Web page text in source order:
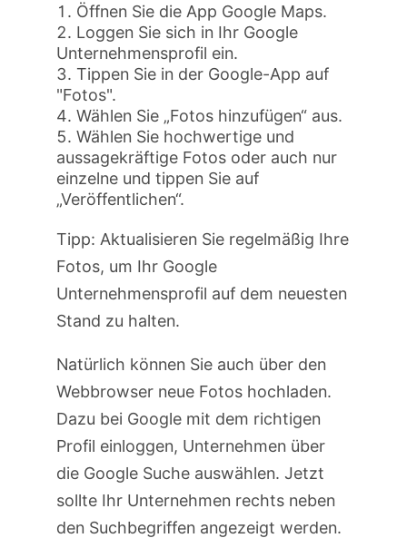
Öffnen Sie die App Google Maps.
Loggen Sie sich in Ihr Google
Unternehmensprofil ein.
Tippen Sie in der Google-App auf
"Fotos".
Wählen Sie „Fotos hinzufügen“ aus.
Wählen Sie hochwertige und
aussagekräftige Fotos oder auch nur
einzelne und tippen Sie auf
„Veröffentlichen“.
Tipp: Aktualisieren Sie regelmäßig Ihre
Fotos, um Ihr Google
Unternehmensprofil auf dem neuesten
Stand zu halten.
Natürlich können Sie auch über den
Webbrowser neue Fotos hochladen.
Dazu bei Google mit dem richtigen
Profil einloggen, Unternehmen über
die Google Suche auswählen. Jetzt
sollte Ihr Unternehmen rechts neben
den Suchbegriffen angezeigt werden.